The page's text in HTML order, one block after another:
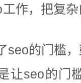
作，把复
seo的门槛
让seo的门